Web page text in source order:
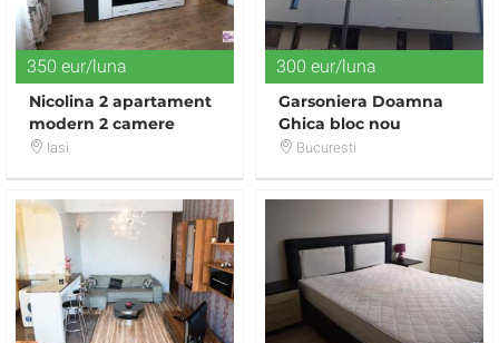
350 eur/luna
Nicolina 2 apartament
modern 2 camere
decomandat
Iasi
300 eur/luna
Garsoniera Doamna
Ghica bloc nou
Bucuresti